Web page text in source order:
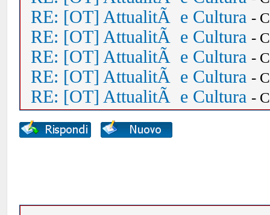
RE: [OT] AttualitÃ e Cultura -
RE: [OT] AttualitÃ e Cultura -
RE: [OT] AttualitÃ e Cultura -
RE: [OT] AttualitÃ e Cultura -
RE: [OT] AttualitÃ e Cultura -